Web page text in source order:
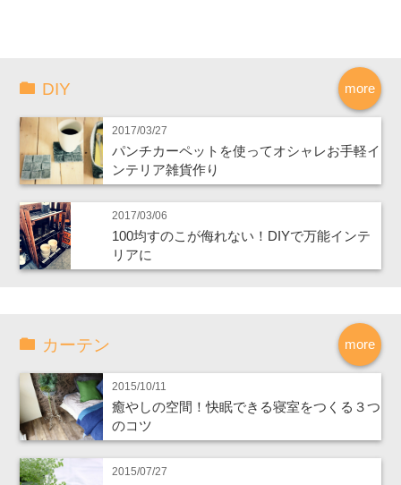
more
DIY
2017/03/27
パンチカーペットを使ってオシャレお手軽イ
ンテリア雑貨作り
2017/03/06
100均すのこが侮れない！DIYで万能インテ
リアに
more
カーテン
2015/10/11
癒やしの空間！快眠できる寝室をつくる３つ
のコツ
2015/07/27